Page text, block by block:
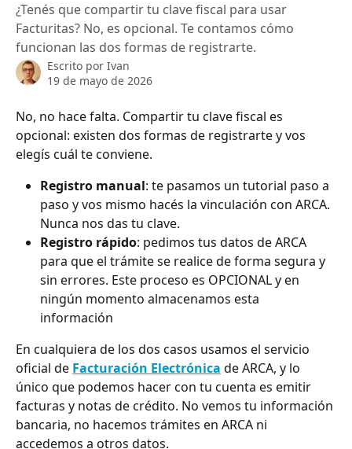
¿Tenés que compartir tu clave fiscal para usar
Facturitas? No, es opcional. Te contamos cómo
funcionan las dos formas de registrarte.
Escrito por Ivan
19 de mayo de 2026
No, no hace falta. Compartir tu clave fiscal es
opcional: existen dos formas de registrarte y vos
elegís cuál te conviene.
Registro manual: te pasamos un tutorial paso a
paso y vos mismo hacés la vinculación con ARCA.
Nunca nos das tu clave.
Registro rápido: pedimos tus datos de ARCA
para que el trámite se realice de forma segura y
sin errores. Este proceso es OPCIONAL y en
ningún momento almacenamos esta
información
En cualquiera de los dos casos usamos el servicio
oficial de Facturación Electrónica de ARCA, y lo
único que podemos hacer con tu cuenta es emitir
facturas y notas de crédito. No vemos tu información
bancaria, no hacemos trámites en ARCA ni
accedemos a otros datos.